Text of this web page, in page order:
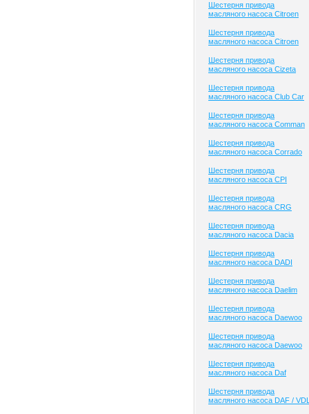
Шестерня привода
масляного насоса Citroen
Шестерня привода
масляного насоса Citroen
Шестерня привода
масляного насоса Cizeta
Шестерня привода
масляного насоса Club Сar
Шестерня привода
масляного насоса Comman
Шестерня привода
масляного насоса Corrado
Шестерня привода
масляного насоса CPI
Шестерня привода
масляного насоса CRG
Шестерня привода
масляного насоса Dacia
Шестерня привода
масляного насоса DADI
Шестерня привода
масляного насоса Daelim
Шестерня привода
масляного насоса Daewoo
Шестерня привода
масляного насоса Daewoo
Шестерня привода
масляного насоса Daf
Шестерня привода
масляного насоса DAF /